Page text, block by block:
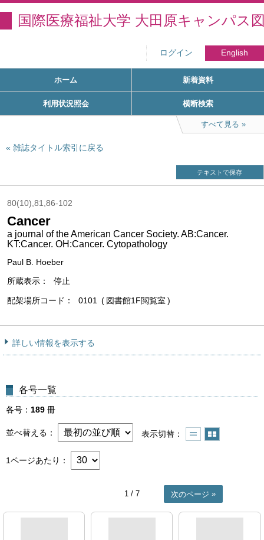
国際医療福祉大学 大田原キャンパス
ログイン English
ホーム 新着資料
利用状況照会 横断検索
すべて見る
雑誌タイトル索引に戻る
テキストで保存
80(10),81,86-102
Cancer
a journal of the American Cancer Society. AB:Cancer.
KT:Cancer. OH:Cancer. Cytopathology
Paul B. Hoeber
所蔵表示
停止
配架場所コード 0101 図書館1F閲覧室
詳しい情報を表示する
各号一覧
各号 189 冊
並べ替える 表示切替
1ページあたり
1 / 7 次のページ